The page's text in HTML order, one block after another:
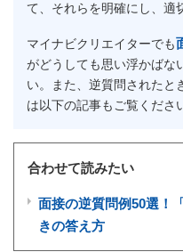
て、それらを明確にし、適
マイナビクリエイターでも
がどうしても思い浮かばな
い。また、逆質問されたと
は以下の記事もご覧くださ
合わせて読みたい
面接の逆質問例50選！
きの答え方